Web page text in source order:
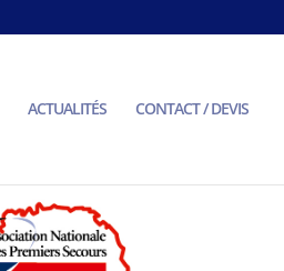
ACTUALITÉS CONTACT / DEVIS